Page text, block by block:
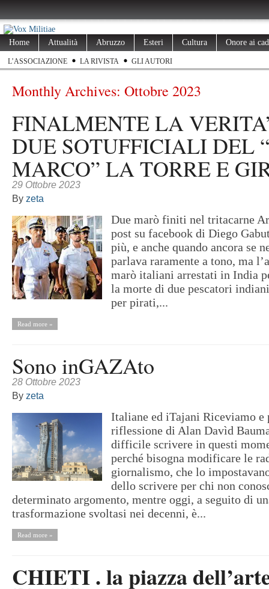
Home Attualità Abruzzo Esteri Cultura Onore ai
L’ASSOCIAZIONE LA RIVISTA GLI AUTORI
Monthly Archives: Ottobre 2023
FINALMENTE LA
DUE SOTUFFICIALI DEL
MARCO” LA TORRE E
29 Ottobre 2023
By zeta
Due marò finiti nel tritacarne
post su facebook di Diego
più, e anche quando ancora se
parlava raramente a tono, ma
marò italiani arrestati in India
la morte di due pescatori
per pirati,...
Read more »
Sono inGAZAto
28 Ottobre 2023
By zeta
Italiane ed iTajani Riceviamo e
riflessione di Alan Davìd
difficile scrivere in questi
perché bisogna modificare le
giornalismo, che lo
dello scrivere per chi non
determinato argomento, mentre oggi, a seguito di
trasformazione svoltasi nei decenni, è...
Read more »
CHIETI . la piazza